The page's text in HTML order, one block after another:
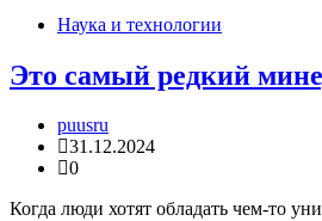
Наука и технологии
Это самый редкий
puusru
31.12.2024
0
Когда люди хотят обладать чем-то